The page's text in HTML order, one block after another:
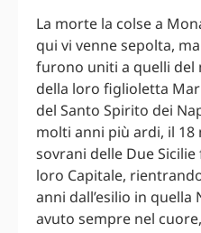
La morte la colse a
qui vi venne sepolta,
furono uniti a quelli del
della loro figlioletta
del Santo Spirito dei
molti anni più ardi, il
sovrani delle Due
loro Capitale,
anni dall’esilio in quella
avuto sempre nel